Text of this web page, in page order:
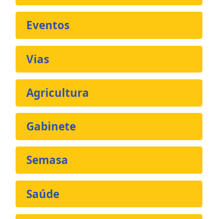
Eventos
Vias
Agricultura
Gabinete
Semasa
Saúde